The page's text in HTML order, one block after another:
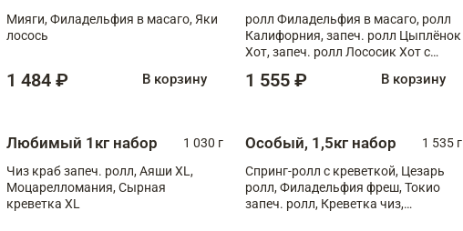
Мияги, Филадельфия в масаго, Яки
лосось
1 484 ₽ В корзину
ролл Филадельфия в масаго, ролл
Калифорния, запеч. ролл Цыплёнок
Хот, запеч. ролл Лососик Хот с
1 555 ₽ В корзину
Любимый 1кг набор
1 030 г
Чиз краб запеч. ролл, Аяши XL,
Моцарелломания, Сырная
креветка XL
Особый, 1,5кг набор
1 535 г
Спринг-ролл с креветкой, Цезарь
ролл, Филадельфия фреш, Токио
запеч. ролл, Креветка чиз,